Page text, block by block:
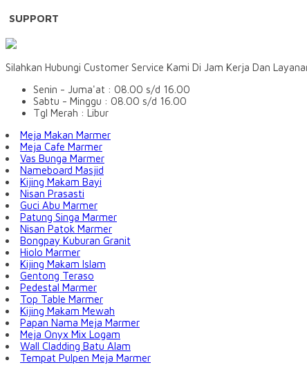
SUPPORT
Silahkan Hubungi Customer Service Kami Di Jam Kerja Dan
Senin - Juma'at : 08.00 s/d 16.00
Sabtu - Minggu : 08.00 s/d 16.00
Tgl Merah : Libur
Meja Makan Marmer
Meja Cafe Marmer
Vas Bunga Marmer
Nameboard Masjid
Kijing Makam Bayi
Nisan Prasasti
Guci Abu Marmer
Patung Singa Marmer
Nisan Patok Marmer
Bongpay Kuburan Granit
Hiolo Marmer
Kijing Makam Islam
Gentong Teraso
Pedestal Marmer
Top Table Marmer
Kijing Makam Mewah
Papan Nama Meja Marmer
Meja Onyx Mix Logam
Wall Cladding Batu Alam
Tempat Pulpen Meja Marmer